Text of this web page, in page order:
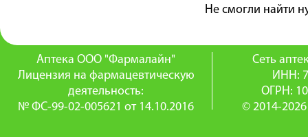
Не смогли найти
Аптека ООО "Фармалайн"
Лицензия на фармацевтическую
деятельность:
№ ФС-99-02-005621 от 14.10.2016
Сеть
ИНН:
ОГРН:
© 2014-